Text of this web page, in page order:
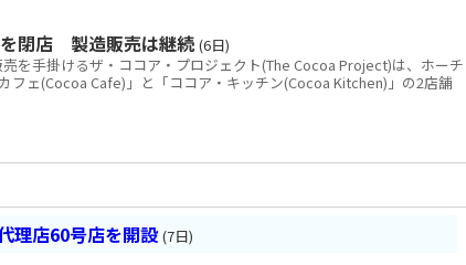
を閉店 製造販売は継続 (6日)
を手掛けるザ・ココア・プロジェクト(The Cocoa Project)は、ホー
フェ(Cocoa Cafe)」と「ココア・キッチン(Cocoa Kitchen)」の2店舗
理店60号店を開設 (7日)